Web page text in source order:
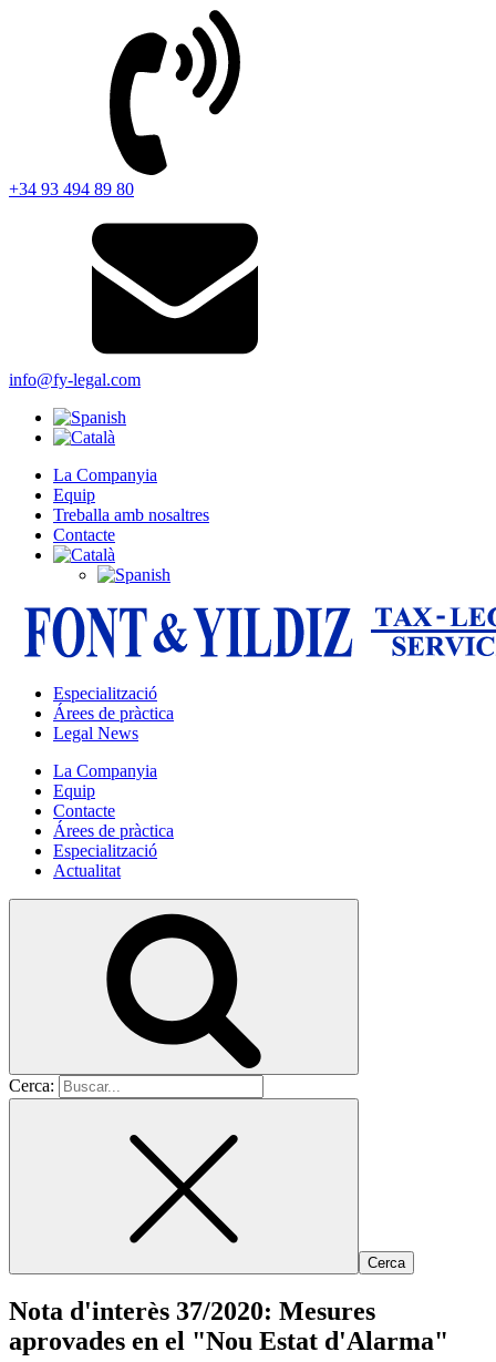
+34 93 494 89 80
info@fy-legal.com
La Companyia
Equip
Treballa amb nosaltres
Contacte
Especialització
Árees de pràctica
Legal News
La Companyia
Equip
Contacte
Árees de pràctica
Especialització
Actualitat
Cerca:
Nota d'interès 37/2020: Mesures
aprovades en el "Nou Estat d'Alarma"